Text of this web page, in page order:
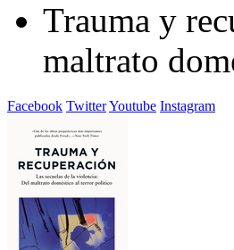
Trauma y
maltrato
Facebook TwitterYoutube Instagram